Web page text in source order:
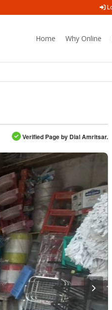
Home Why Online
Verified Page by Dial Amritsar.